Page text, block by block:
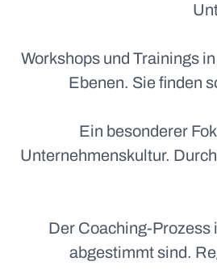
Workshops und Trainings
Ebenen. Sie finden
Ein besonderer
Unternehmenskultur.
Der Coaching-Prozess
abgestimmt sind.